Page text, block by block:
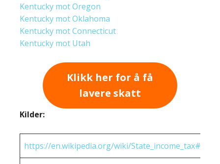
Kentucky mot Oregon
Kentucky mot Oklahoma
Kentucky mot Connecticut
Kentucky mot Utah
Klikk her for å få
lavere skatt
Kilder:
https://en.wikipedia.org/wiki/